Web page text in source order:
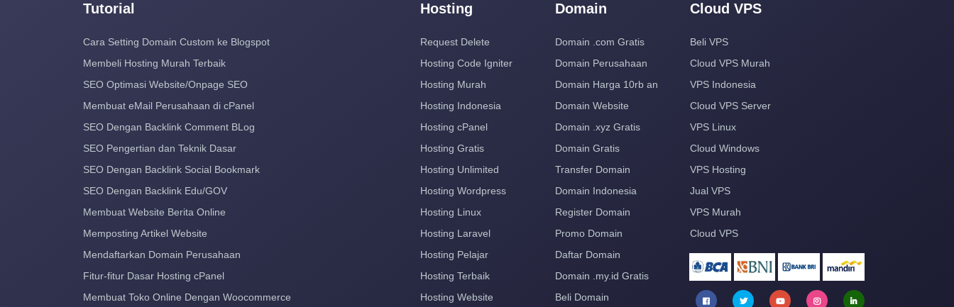
Tutorial
Cara Setting Domain Custom ke Blogspot
Membeli Hosting Murah Terbaik
SEO Optimasi Website/Onpage SEO
Membuat eMail Perusahaan di cPanel
SEO Dengan Backlink Comment BLog
SEO Pengertian dan Teknik Dasar
SEO Dengan Backlink Social Bookmark
SEO Dengan Backlink Edu/GOV
Membuat Website Berita Online
Memposting Artikel Website
Mendaftarkan Domain Perusahaan
Fitur-fitur Dasar Hosting cPanel
Membuat Toko Online Dengan Woocommerce
Hosting
Request Delete
Hosting Code Igniter
Hosting Murah
Hosting Indonesia
Hosting cPanel
Hosting Gratis
Hosting Unlimited
Hosting Wordpress
Hosting Linux
Hosting Laravel
Hosting Pelajar
Hosting Terbaik
Hosting Website
Domain
Domain .com Gratis
Domain Perusahaan
Domain Harga 10rb an
Domain Website
Domain .xyz Gratis
Domain Gratis
Transfer Domain
Domain Indonesia
Register Domain
Promo Domain
Daftar Domain
Domain .my.id Gratis
Beli Domain
Cloud VPS
Beli VPS
Cloud VPS Murah
VPS Indonesia
Cloud VPS Server
VPS Linux
Cloud Windows
VPS Hosting
Jual VPS
VPS Murah
Cloud VPS